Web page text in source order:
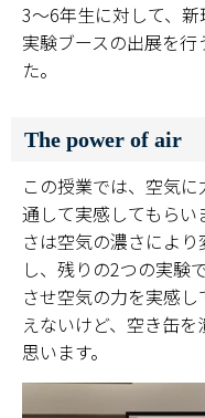
3～6年生に対して、新
実験ブースの出展を
た。
The power of air
この授業では、空気
通して実感してもら
さは空気の濃さによ
し、残りの2つの実験
させ空気の力を実感
えないけど、空き缶
思います。